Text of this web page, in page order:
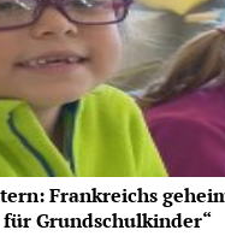
Frankreichs
Grundschulkinder“